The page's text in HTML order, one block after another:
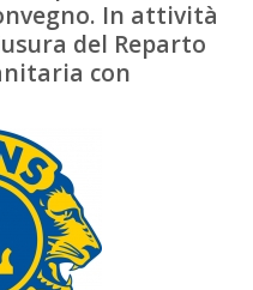
In attività
del Reparto
con